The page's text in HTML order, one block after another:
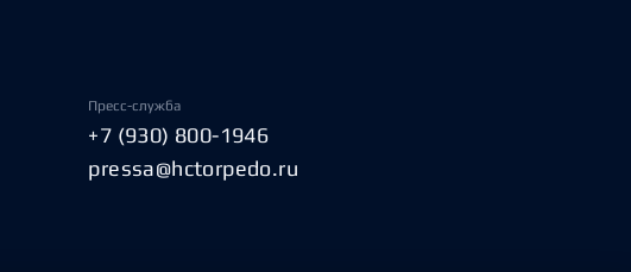
Пресс-служба
+7 (930) 800-1946
pressa@hctorpedo.ru